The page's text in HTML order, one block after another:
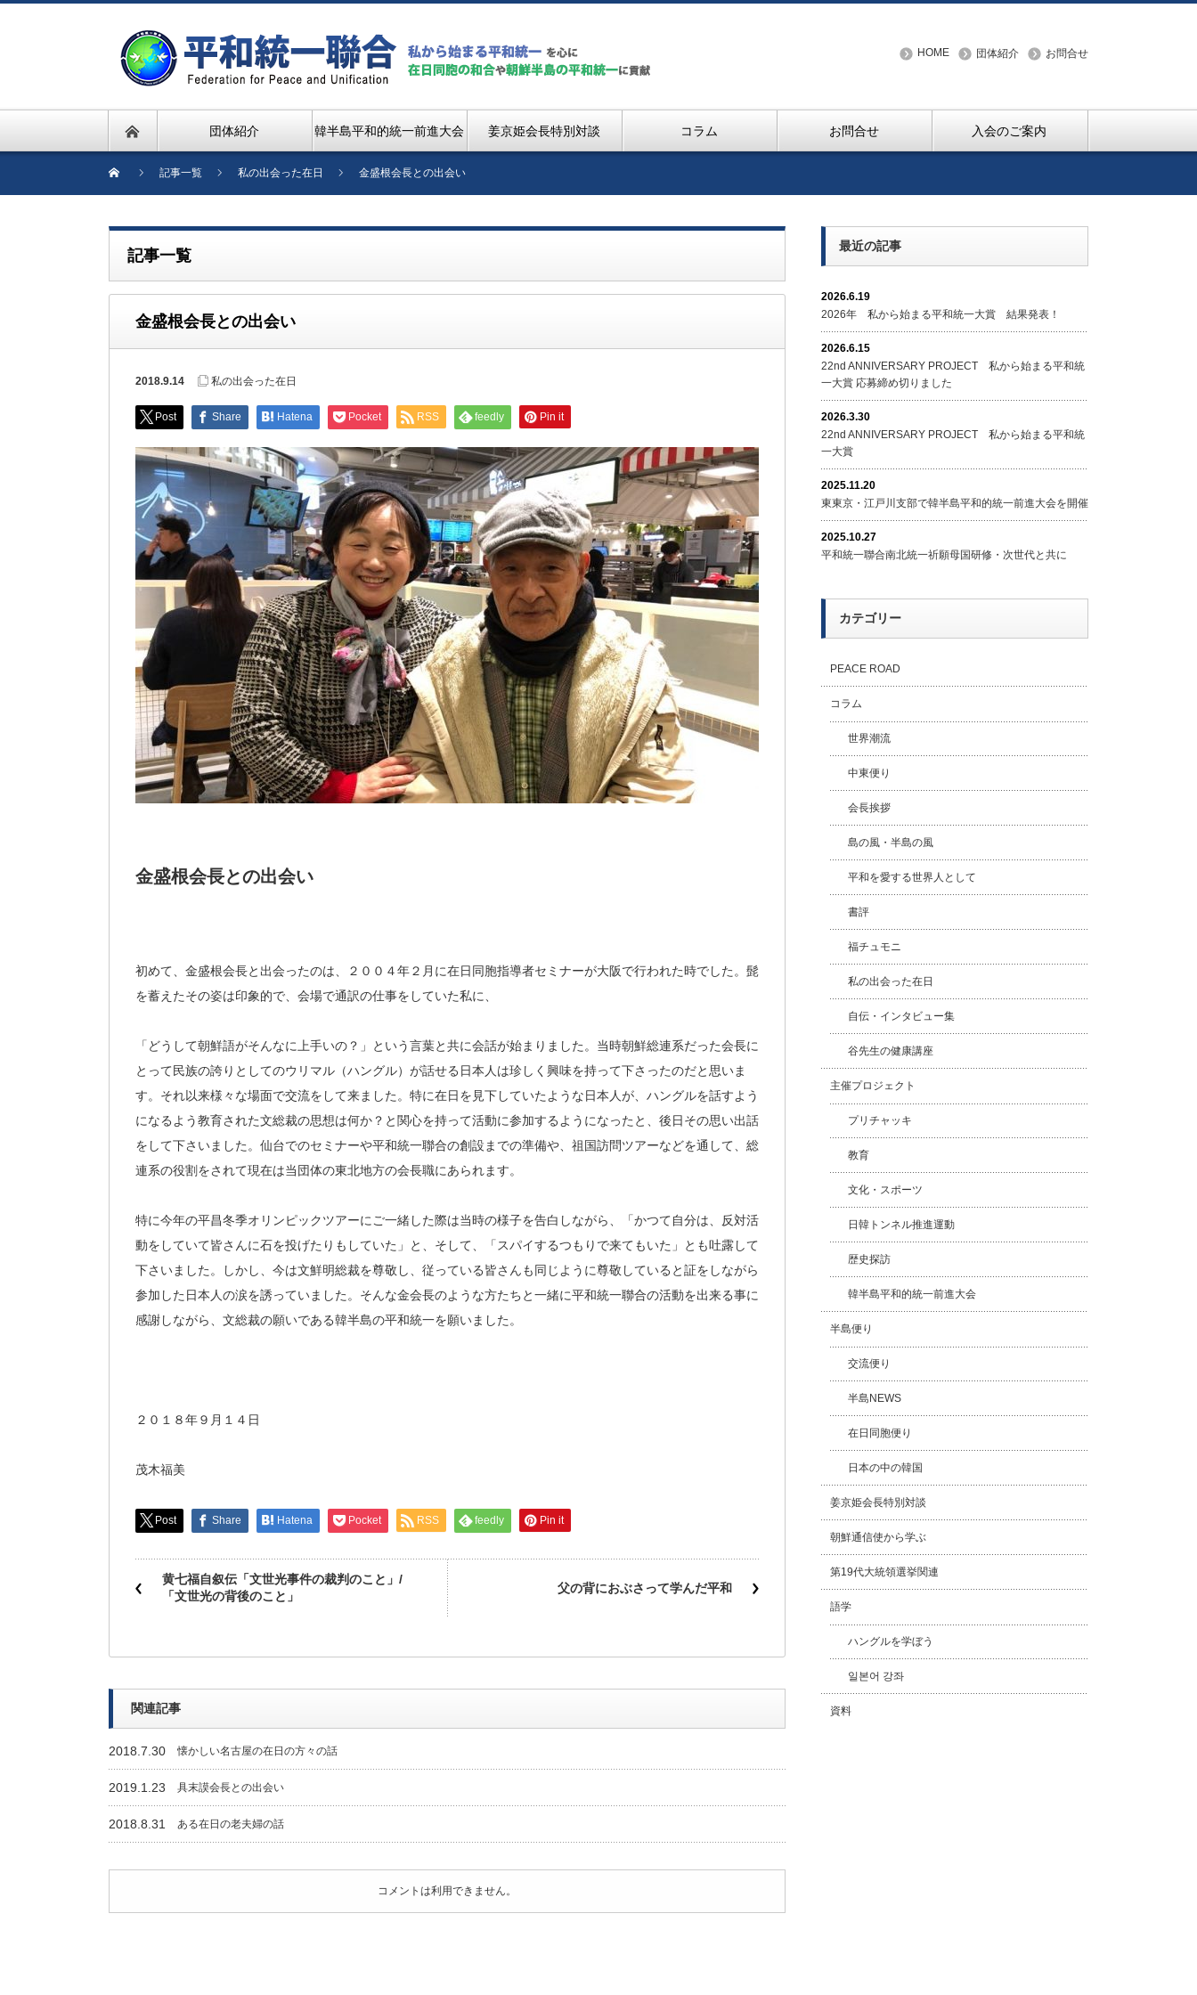
HOME 団体紹介 お問合せ
団体紹介 韓半島平和的統一前進大会 姜京姫会長特別対談 コラム お問合せ 入会のご案内
記事一覧 私の出会った在日 金盛根会長との出会い
記事一覧
金盛根会長との出会い
2018.9.14 私の出会った在日
Post Share Hatena Pocket RSS feedly Pin it
金盛根会長との出会い
初めて、金盛根会長と出会ったのは、２００４年２月に在日同胞指導者セミナーが大阪で行われた時でした。髭
を蓄えたその姿は印象的で、会場で通訳の仕事をしていた私に、
「どうして朝鮮語がそんなに上手いの？」という言葉と共に会話が始まりました。当時朝鮮総連系だった会長に
とって民族の誇りとしてのウリマル（ハングル）が話せる日本人は珍しく興味を持って下さったのだと思いま
す。それ以来様々な場面で交流をして来ました。特に在日を見下していたような日本人が、ハングルを話すよう
になるよう教育された文総裁の思想は何か？と関心を持って活動に参加するようになったと、後日その思い出話
をして下さいました。仙台でのセミナーや平和統一聯合の創設までの準備や、祖国訪問ツアーなどを通して、総
連系の役割をされて現在は当団体の東北地方の会長職にあられます。
特に今年の平昌冬季オリンピックツアーにご一緒した際は当時の様子を告白しながら、「かつて自分は、反対活
動をしていて皆さんに石を投げたりもしていた」と、そして、「スパイするつもりで来てもいた」とも吐露して
下さいました。しかし、今は文鮮明総裁を尊敬し、従っている皆さんも同じように尊敬していると証をしながら
参加した日本人の涙を誘っていました。そんな金会長のような方たちと一緒に平和統一聯合の活動を出来る事に
感謝しながら、文総裁の願いである韓半島の平和統一を願いました。
２０１８年９月１４日
茂木福美
Post Share Hatena Pocket RSS feedly Pin it
黄七福自叙伝「文世光事件の裁判のこと」/
「文世光の背後のこと」
父の背におぶさって学んだ平和
関連記事
2018.7.30 懐かしい名古屋の在日の方々の話
2019.1.23 具末謨会長との出会い
2018.8.31 ある在日の老夫婦の話
コメントは利用できません。
最近の記事
2026.6.19
2026年 私から始まる平和統一大賞 結果発表！
2026.6.15
22nd ANNIVERSARY PROJECT 私から始まる平和統
一大賞 応募締め切りました
2026.3.30
22nd ANNIVERSARY PROJECT 私から始まる平和統
一大賞
2025.11.20
東東京・江戸川支部で韓半島平和的統一前進大会を開催
2025.10.27
平和統一聯合南北統一祈願母国研修・次世代と共に
カテゴリー
PEACE ROAD
コラム
世界潮流
中東便り
会長挨拶
島の風・半島の風
平和を愛する世界人として
書評
福チュモニ
私の出会った在日
自伝・インタビュー集
谷先生の健康講座
主催プロジェクト
プリチャッキ
教育
文化・スポーツ
日韓トンネル推進運動
歴史探訪
韓半島平和的統一前進大会
半島便り
交流便り
半島NEWS
在日同胞便り
日本の中の韓国
姜京姫会長特別対談
朝鮮通信使から学ぶ
第19代大統領選挙関連
語学
ハングルを学ぼう
일본어 강좌
資料